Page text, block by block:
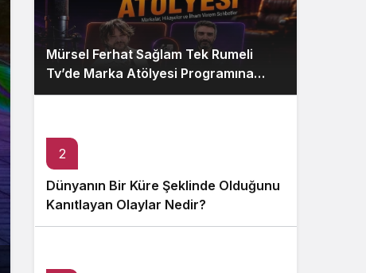
Mürsel Ferhat Sağlam Tek Rumeli
Tv’de Marka Atölyesi Programına
Konuk Oldu
2
Dünyanın Bir Küre Şeklinde Olduğunu
Kanıtlayan Olaylar Nedir?